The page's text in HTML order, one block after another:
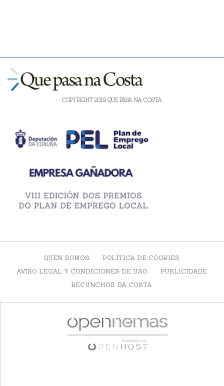
COPYRIGHT 2019 QUE PASA NA COSTA
QUEN SOMOS
POLÍTICA DE COOKIES
AVISO LEGAL Y CONDICIONES DE USO
PUBLICIDADE
RECUNCHOS DA COSTA